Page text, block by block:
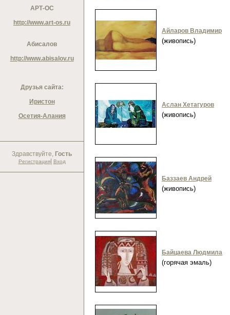
АРТ-ОС
http://www.art-os.ru
Абисалов
http://www.abisalov.ru
Друзья сайта:
Иристон
Осетия-Алания
Здравствуйте, Гость
Регистрация| Вход
Айларов Владимир
(живопись)
Аслан Хетагуров
(живопись)
Баззаев Андрей
(живопись)
Байцаева Людмила
(горячая эмаль)